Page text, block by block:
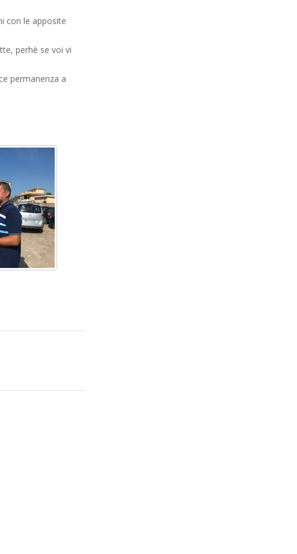
con le apposite
perhè se voi vi
permanenza a